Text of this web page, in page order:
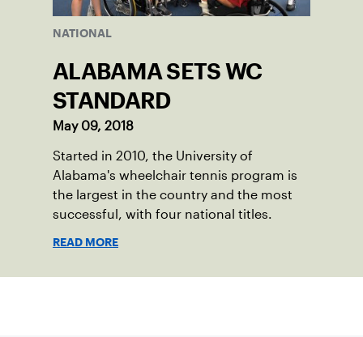
NATIONAL
ALABAMA SETS WC
STANDARD
May 09, 2018
Started in 2010, the University of
Alabama's wheelchair tennis program is
the largest in the country and the most
successful, with four national titles.
READ MORE